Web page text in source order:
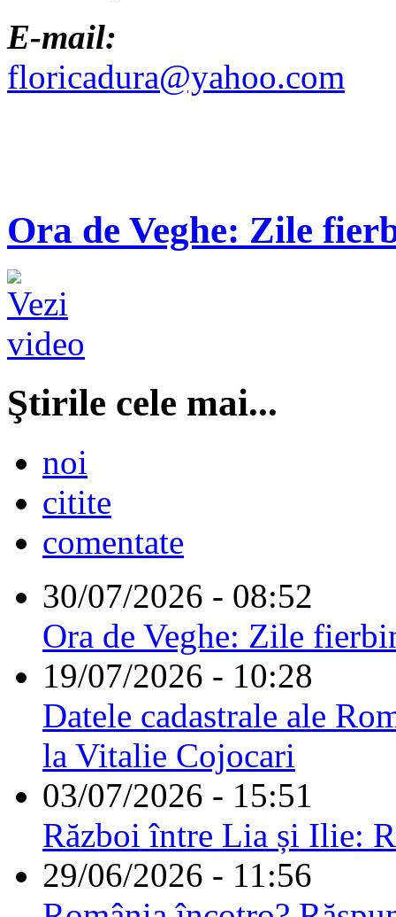
E-mail:
floricadura@yahoo.com
Ora de Veghe: Zile
Ştirile cele mai...
noi
citite
comentate
30/07/2026 - 08:52
Ora de Veghe: Zile
19/07/2026 - 10:28
Datele cadastrale ale
la Vitalie Cojocari
03/07/2026 - 15:51
Război între Lia și Ilie:
29/06/2026 - 11:56